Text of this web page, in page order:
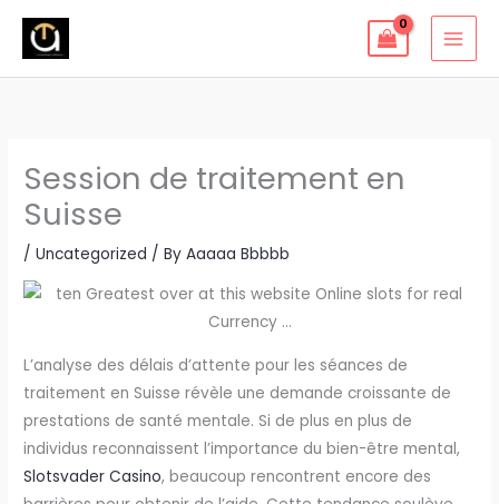
Skip
Session de traitement en
Suisse
/Uncategorized / ByAaaaa Bbbbb
L’analyse des délais d’attente pour les séances de
traitement en Suisse révèle une demande croissante de
prestations de santé mentale. Si de plus en plus de
individus reconnaissent l’importance du bien-être mental,
Slotsvader Casino, beaucoup rencontrent encore des